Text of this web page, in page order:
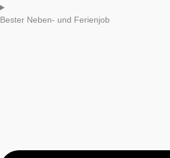
Bester Neben- und Ferienjob